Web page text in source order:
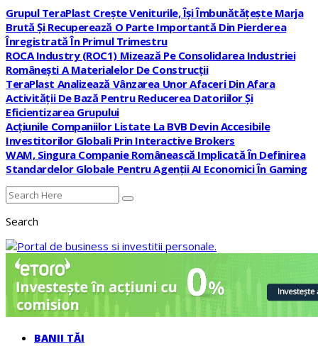
Grupul TeraPlast Crește Veniturile, Își Îmbunătățește Marja
Brută Și Recuperează O Parte Importantă Din Pierderea
Înregistrată În Primul Trimestru
ROCA Industry (ROC1) Mizează Pe Consolidarea Industriei
Românești A Materialelor De Construcții
TeraPlast Analizează Vânzarea Unor Afaceri Din Afara
Activității De Bază Pentru Reducerea Datoriilor Și
Eficientizarea Grupului
Acțiunile Companiilor Listate La BVB Devin Accesibile
Investitorilor Globali Prin Interactive Brokers
WAM, Singura Companie Românească Implicată În Definirea
Standardelor Globale Pentru Agenții AI Economici În Gaming
Search
BANII TĂI